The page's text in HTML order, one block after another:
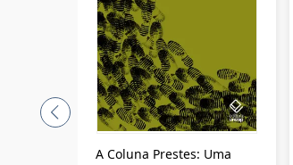
A Coluna Prestes: Uma